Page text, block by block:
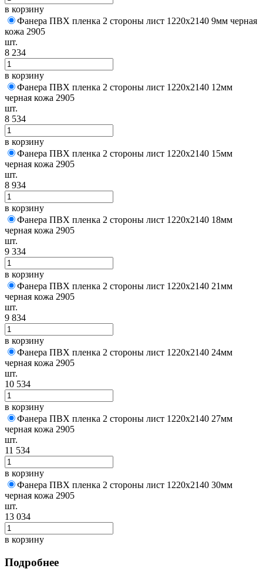
в корзину
Фанера ПВХ пленка 2 стороны лист 1220х2140 9мм черная
кожа 2905
шт.
8 234
в корзину
Фанера ПВХ пленка 2 стороны лист 1220х2140 12мм
черная кожа 2905
шт.
8 534
в корзину
Фанера ПВХ пленка 2 стороны лист 1220х2140 15мм
черная кожа 2905
шт.
8 934
в корзину
Фанера ПВХ пленка 2 стороны лист 1220х2140 18мм
черная кожа 2905
шт.
9 334
в корзину
Фанера ПВХ пленка 2 стороны лист 1220х2140 21мм
черная кожа 2905
шт.
9 834
в корзину
Фанера ПВХ пленка 2 стороны лист 1220х2140 24мм
черная кожа 2905
шт.
10 534
в корзину
Фанера ПВХ пленка 2 стороны лист 1220х2140 27мм
черная кожа 2905
шт.
11 534
в корзину
Фанера ПВХ пленка 2 стороны лист 1220х2140 30мм
черная кожа 2905
шт.
13 034
в корзину
Подробнее